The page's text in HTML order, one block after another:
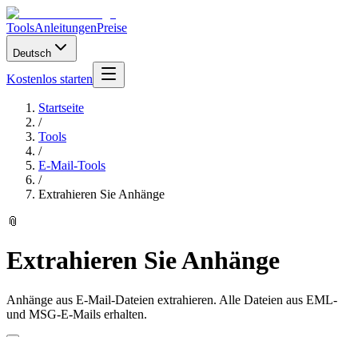
ToolsAnleitungenPreise
Deutsch
Kostenlos starten
Startseite
/
Tools
/
E-Mail-Tools
/
Extrahieren Sie Anhänge
📎
Extrahieren Sie Anhänge
Anhänge aus E-Mail-Dateien extrahieren. Alle Dateien aus EML-
und MSG-E-Mails erhalten.